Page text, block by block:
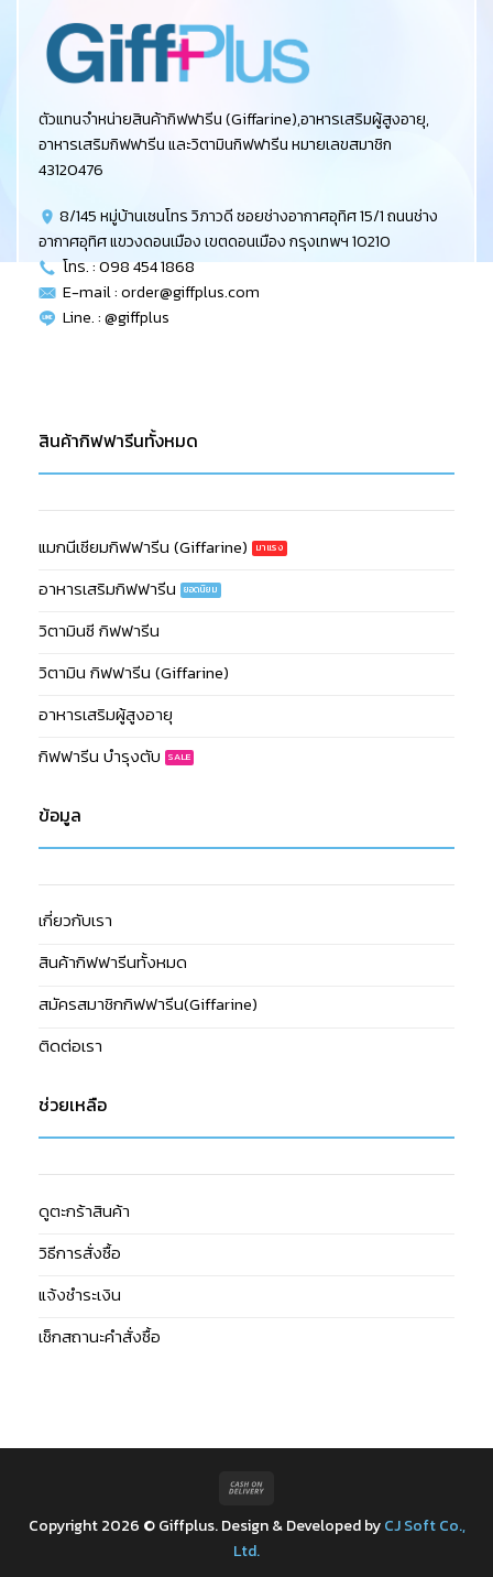
ตัวแทนจำหน่ายสินค้ากิฟฟารีน (Giffarine),อาหารเสริมผู้สูงอายุ,
อาหารเสริมกิฟฟารีน และวิตามินกิฟฟารีน หมายเลขสมาชิก
43120476
8/145 หมู่บ้านเซนโทร วิภาวดี ซอยช่างอากาศอุทิศ 15/1 ถนนช่าง
อากาศอุทิศ แขวงดอนเมือง เขตดอนเมือง กรุงเทพฯ 10210
โทร. : 098 454 1868
E-mail :order@giffplus.com
Line. : @giffplus
สินค้ากิฟฟารีนทั้งหมด
แมกนีเซียมกิฟฟารีน (Giffarine)
อาหารเสริมกิฟฟารีน
วิตามินซี กิฟฟารีน
วิตามิน กิฟฟารีน (Giffarine)
อาหารเสริมผู้สูงอายุ
กิฟฟารีน บำรุงตับ
ข้อมูล
เกี่ยวกับเรา
สินค้ากิฟฟารีนทั้งหมด
สมัครสมาชิกกิฟฟารีน(Giffarine)
ติดต่อเรา
ช่วยเหลือ
ดูตะกร้าสินค้า
วิธีการสั่งซื้อ
แจ้งชำระเงิน
เช็กสถานะคำสั่งซื้อ
Delivery
Copyright 2026 © Giffplus. Design & Developed byCJ Soft Co.,
Ltd.